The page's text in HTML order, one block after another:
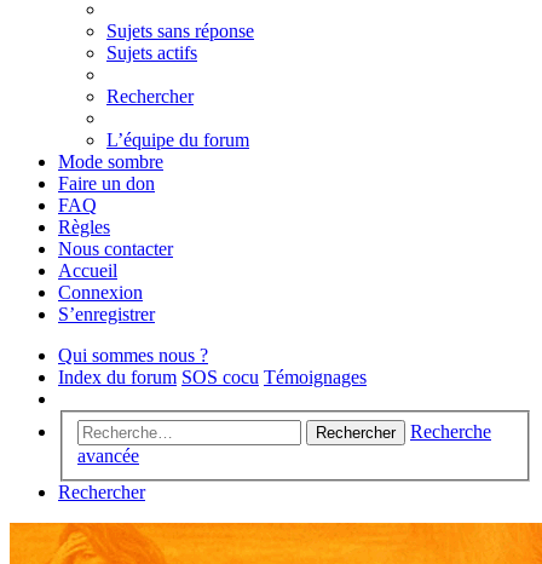
Sujets sans réponse
Sujets actifs
Rechercher
L’équipe du forum
Mode sombre
Faire un don
FAQ
Règles
Nous contacter
Accueil
Connexion
S’enregistrer
Qui sommes nous ?
Index du forum SOS cocu Témoignages
Rechercher
Recherche
avancée
Rechercher